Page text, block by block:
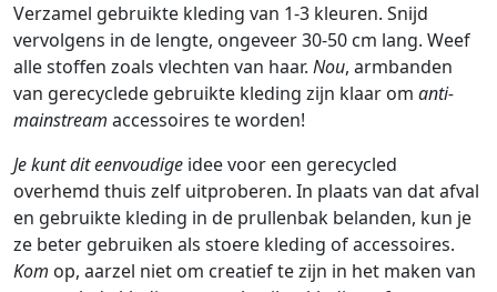
Verzamel gebruikte kleding van 1-3 kleuren. Snijd
vervolgens in de lengte, ongeveer 30-50 cm lang. Weef
alle stoffen zoals vlechten van haar. Nou, armbanden
van gerecyclede gebruikte kleding zijn klaar om anti-
mainstream accessoires te worden!
Je kunt dit eenvoudige idee voor een gerecycled
overhemd thuis zelf uitproberen. In plaats van dat afval
en gebruikte kleding in de prullenbak belanden, kun je
ze beter gebruiken als stoere kleding of accessoires.
Kom op, aarzel niet om creatief te zijn in het maken van